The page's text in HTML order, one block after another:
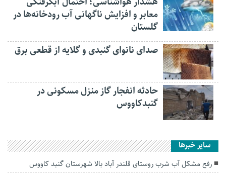
معابر و افزایش ناگهانی آب رودخانه‌ها در
گلستان
صدای نانوای گنبدی و گلایه از قطعی برق
حادثه انفجار گاز منزل مسکونی در
گنبدکاووس
سایر خبرها
رفع مشکل آب شرب روستای قلندر آباد بالا شهرستان گنبد کاووس